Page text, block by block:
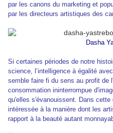
par les canons du marketing et
par les directeurs artistiques des
Dasha
Si certaines périodes de notre
science, l’intelligence à égalité
semble faire fi du sens au profit de
consommation ininterrompue
qu'elles s'évanouissent. Dans cette
intéressée à la manière dont les
rapport à la beauté autant